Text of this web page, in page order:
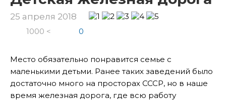
25 апреля 2018
1000 < 0
Место обязательно понравится семье с
маленькими детьми. Ранее таких заведений было
достаточно много на просторах СССР, но в наше
время железная дорога, где всю работу